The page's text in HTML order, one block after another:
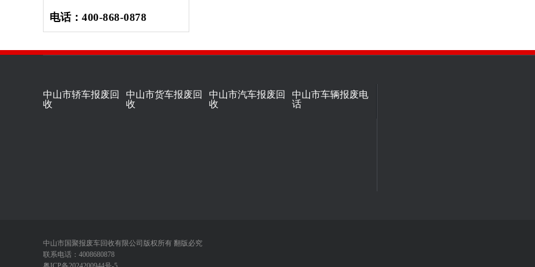
电话： 400-868-0878
中山市轿车报废回
收
中山市货车报废回
收
中山市汽车报废回
收
中山市车辆报废电
话
中山市国聚报废车回收有限公司版权所有 翻版必究
联系电话：4008680878